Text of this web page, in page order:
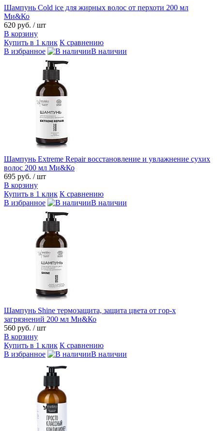
Шампунь Cold ice для жирных волос от перхоти 200 мл
Ми&Ко
620 руб. / шт
В корзину
Купить в 1 клик К сравнению
В избранное
В наличии
Шампунь Extreme Repair восстановление и увлажнение сухих
волос 200 мл Ми&Ко
695 руб. / шт
В корзину
Купить в 1 клик К сравнению
В избранное
В наличии
Шампунь Shine термозащита, защита цвета от гор-х
загрязнений 200 мл Ми&Ко
560 руб. / шт
В корзину
Купить в 1 клик К сравнению
В избранное
В наличии